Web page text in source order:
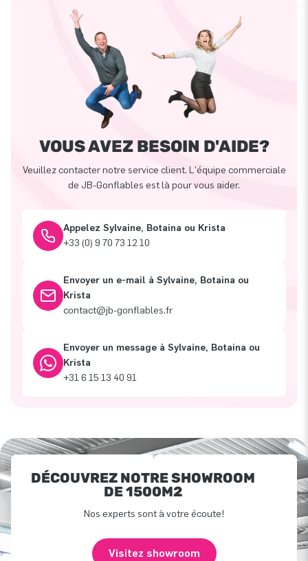
VOUS AVEZ BESOIN D'AIDE?
Veuillez contacter notre service client. L'équipe commerciale
de JB-Gonflables est là pour vous aider.
Appelez Sylvaine, Botaina ou Krista
+33 (0) 9 70 73 12 10
Envoyer un e-mail à Sylvaine, Botaina ou
Krista
contact@jb-gonflables.fr
Envoyer un message à Sylvaine, Botaina ou
Krista
+31 6 15 13 40 91
DÉCOUVREZ NOTRE SHOWROOM
DE 1500M2
Nos experts sont à votre écoute!
Visitez showroom